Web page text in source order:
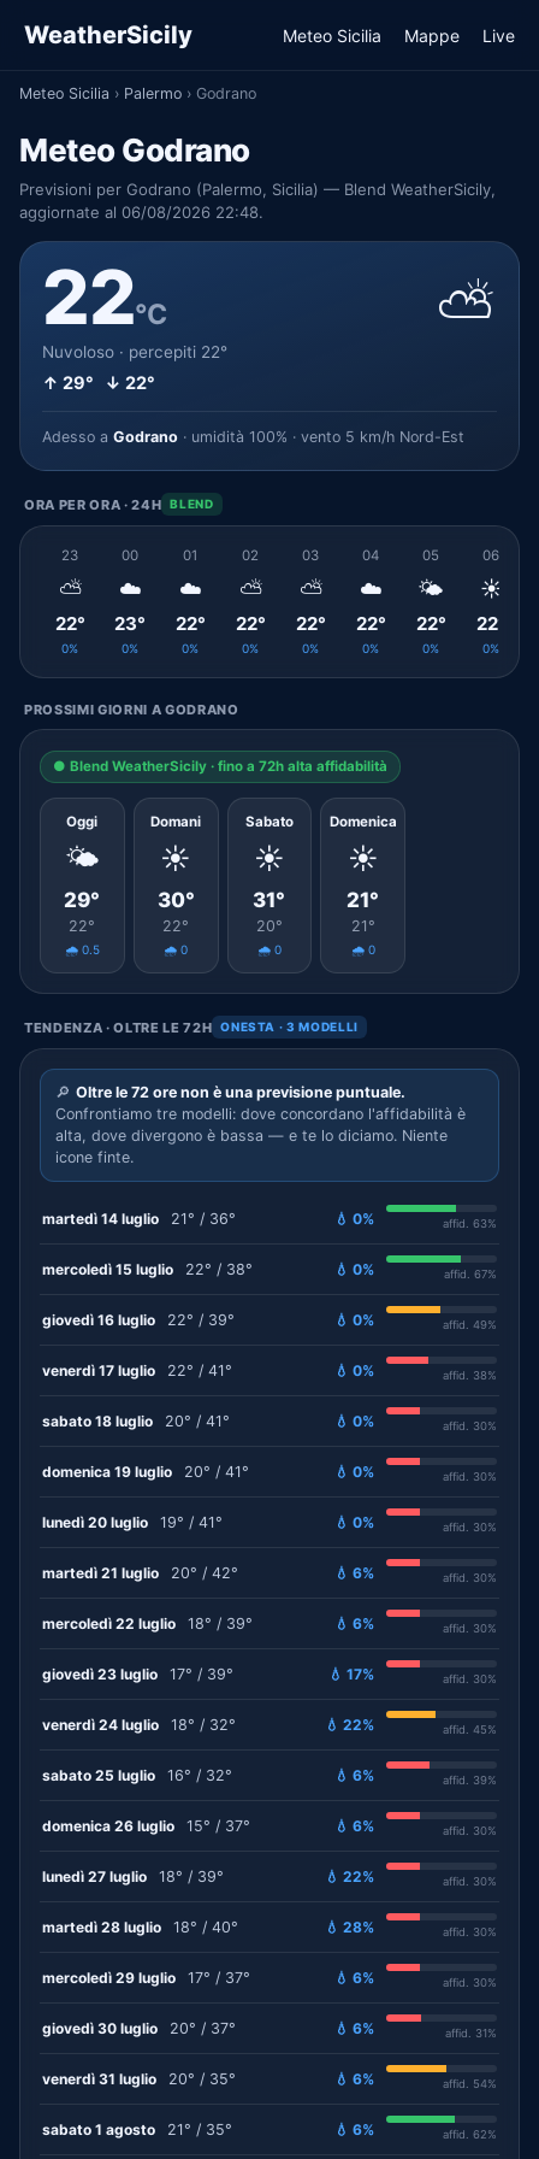
WeatherSicily Meteo Sicilia Mappe Live
Meteo Sicilia › Palermo › Godrano
Meteo Godrano
Previsioni per Godrano (Palermo, Sicilia) — Blend WeatherSicily,
aggiornate al 06/08/2026 22:48.
22°C
Nuvoloso · percepiti 22°
↑ 29° ↓ 22°
⛅
Adesso a Godrano · umidità 100% · vento 5 km/h Nord-Est
ORA PER ORA · 24H BLEND
23
⛅
22°
0%
00
☁️
23°
0%
01
☁️
22°
0%
02
⛅
22°
0%
03
⛅
22°
0%
04
☁️
22°
0%
05
🌤️
22°
0%
06
☀️
22°
0%
PROSSIMI GIORNI A GODRANO
● Blend WeatherSicily · fino a 72h alta affidabilità
Oggi
🌤️
29°
22°
🌧️ 0.5
Domani
☀️
30°
22°
🌧️ 0
Sabato
☀️
31°
20°
🌧️ 0
Domenica
☀️
21°
21°
🌧️ 0
TENDENZA · OLTRE LE 72H ONESTA · 3 MODELLI
🔎 Oltre le 72 ore non è una previsione puntuale.
Confrontiamo tre modelli: dove concordano l'affidabilità è
alta, dove divergono è bassa — e te lo diciamo. Niente
icone finte.
martedì 14 luglio 21° / 36° 💧 0% affid. 63%
mercoledì 15 luglio 22° / 38° 💧 0% affid. 67%
giovedì 16 luglio 22° / 39° 💧 0% affid. 49%
venerdì 17 luglio 22° / 41° 💧 0% affid. 38%
sabato 18 luglio 20° / 41° 💧 0% affid. 30%
domenica 19 luglio 20° / 41° 💧 0% affid. 30%
lunedì 20 luglio 19° / 41° 💧 0% affid. 30%
martedì 21 luglio 20° / 42° 💧 6% affid. 30%
mercoledì 22 luglio 18° / 39° 💧 6% affid. 30%
giovedì 23 luglio 17° / 39° 💧 17% affid. 30%
venerdì 24 luglio 18° / 32° 💧 22% affid. 45%
sabato 25 luglio 16° / 32° 💧 6% affid. 39%
domenica 26 luglio 15° / 37° 💧 6% affid. 30%
lunedì 27 luglio 18° / 39° 💧 22% affid. 30%
martedì 28 luglio 18° / 40° 💧 28% affid. 30%
mercoledì 29 luglio 17° / 37° 💧 6% affid. 30%
giovedì 30 luglio 20° / 37° 💧 6% affid. 31%
venerdì 31 luglio 20° / 35° 💧 6% affid. 54%
sabato 1 agosto 21° / 35° 💧 6% affid. 62%